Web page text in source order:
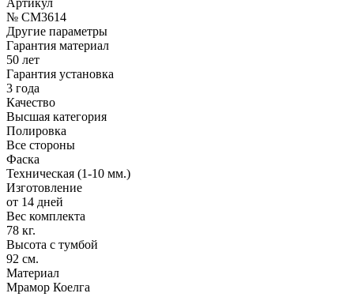
№ CM3614
Другие параметры
Гарантия материал
50 лет
Гарантия установка
3 года
Качество
Высшая категория
Полировка
Все стороны
Фаска
Техническая (1-10 мм.)
Изготовление
от 14 дней
Вес комплекта
78 кг.
Высота с тумбой
92 см.
Материал
Мрамор Коелга